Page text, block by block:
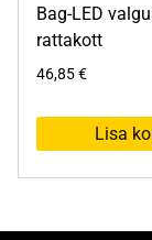
Bag-LED
rattakott
46,85€
Lisa